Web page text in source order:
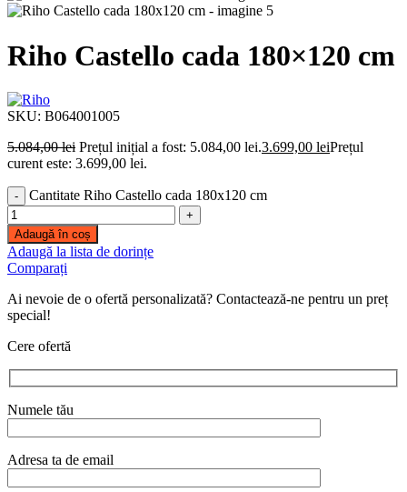
Riho Castello cada 180×120 cm
SKU: B064001005
5.084,00lei Prețul inițial a fost: 5.084,00 lei.3.699,00 leiPrețul
curent este: 3.699,00 lei.
Cantitate Riho Castello cada 180x120 cm
Adaugă în coș
Adaugă la lista de dorințe
Comparați
Ai nevoie de o ofertă personalizată? Contactează-ne pentru un preț
special!
Cere ofertă
Numele tău
Adresa ta de email